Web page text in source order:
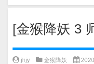
[金猴降妖 3
jhjy 金猴降妖